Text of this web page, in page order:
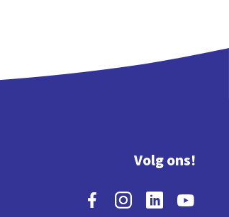
Volg ons!